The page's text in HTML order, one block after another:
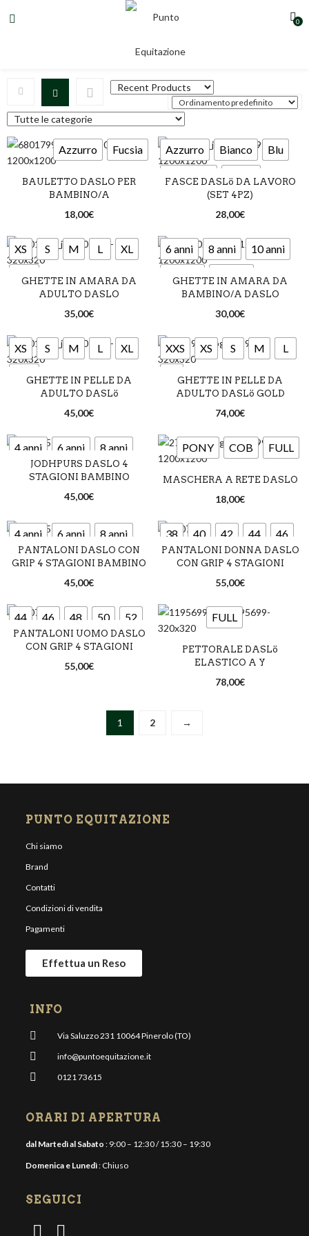
0
Azzurro Fucsia
BAULETTO DASLO PER
BAMBINO/A
18,00€
Azzurro Bianco
Blu
Bordeaux
Giallo
Marrone
FASCE DASLö DA LAVORO
(SET 4PZ)
28,00€
XS S M L
XL
XXL
GHETTE IN AMARA DA
ADULTO DASLO
35,00€
6 anni 8 anni
10 anni
12 anni
14 anni
GHETTE IN AMARA DA
BAMBINO/A DASLO
30,00€
XS S M L
XL
XXLGHETTE IN PELLE DA
ADULTO DASLö
45,00€
XXS XS S M
L
GHETTE IN PELLE DA
ADULTO DASLö GOLD
74,00€
4 anni 6 anni
8 anni
10 anni
12 anni
16 anni
Azzurro Beige Blu
JODHPURS DASLO 4
STAGIONI BAMBINO
45,00€
PONY COB FULL
Blu
MASCHERA A RETE DASLO
18,00€
4 anni 6 anni
8 anni
10 anni
12 anni
16 anni
Beige Blu Nero
PANTALONI DASLO CON
GRIP 4 STAGIONI BAMBINO
45,00€
38 40 42 44
46
48
Bianco
Blu
Rosso
PANTALONI DONNA DASLO
CON GRIP 4 STAGIONI
55,00€
44 46 48 50
52
54
56
PANTALONI UOMO DASLO
CON GRIP 4 STAGIONI
55,00€
FULL
Marrone Nero
PETTORALE DASLö
ELASTICO A Y
78,00€
1 2 →
PUNTO EQUITAZIONE
Chi siamo
Brand
Contatti
Condizioni di vendita
Pagamenti
Effettua un Reso
INFO
Via Saluzzo 231 10064 Pinerolo (TO)
info@puntoequitazione.it
0121 73615
ORARI DI APERTURA
dal Martedì al Sabato : 9:00 – 12:30 / 15:30 – 19:30
Domenica e Lunedì: Chiuso
SEGUICI